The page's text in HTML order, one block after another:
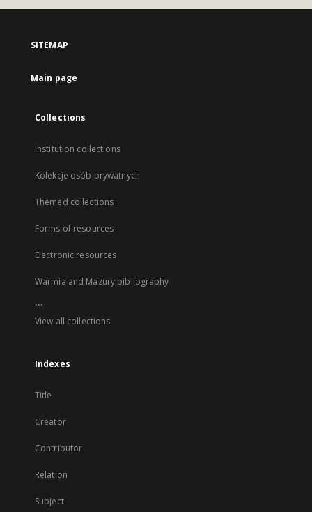
SITEMAP
Main page
Collections
Institution collections
Kolekcje osób prywatnych
Themed collections
Forms of resources
Electronic resources
Warmia and Mazury bibliography
...
View all collections
Indexes
Title
Creator
Contributor
Relation
Subject